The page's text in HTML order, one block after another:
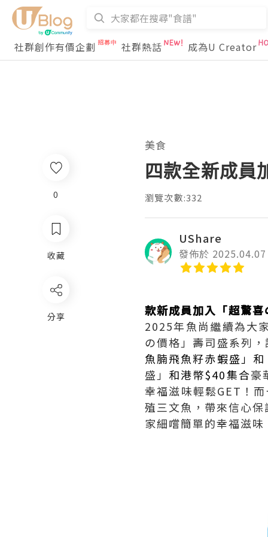
社群創作有價企劃 社群熱話 成為U Creator
美食
四款全新成員
瀏覽次數:332
UShare
發佈於 2025.04.07
款新成員加入「超驚
2025年魚尚繼續為大
の價格」壽司盛系列
魚腩飛魚籽赤蝦盛」
盛」 和港幣$40集合豪
幸福滋味輕鬆GET！
殖三文魚，帶來信心
家細嚐簡單的幸福滋味
0
收藏
分享